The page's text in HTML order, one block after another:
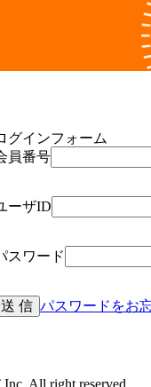
グインフォーム
員番号
ーザID
スワード
送 信 パスワードをお